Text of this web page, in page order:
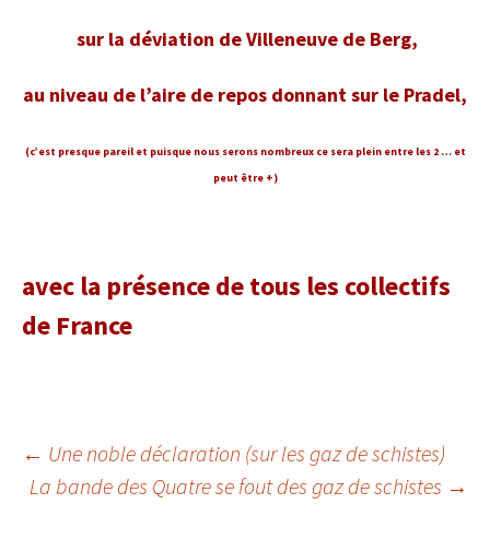
sur la déviation de Villeneuve de Berg,
au niveau de l’aire de repos donnant sur le Pradel,
(c’est presque pareil et puisque nous serons nombreux ce sera plein entre les 2 … et
peut être +)
avec la présence de tous les collectifs
de France
Navigation
← Une noble déclaration (sur les gaz de schistes)
La bande des Quatre se fout des gaz de schistes →